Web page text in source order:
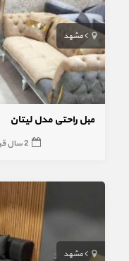
مشهد
مبل راحتی مدل لیتان
2 سال قبل
مشهد